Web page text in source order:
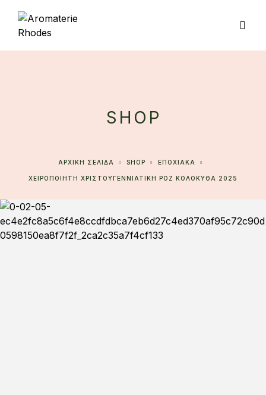
SHOP
ΑΡΧΙΚΉ ΣΕΛΊΔΑ SHOP ΕΠΟΧΙΑΚΑ
ΧΕΙΡΟΠΟΙΗΤΗ ΧΡΙΣΤΟΥΓΕΝΝΙΑΤΙΚΗ ΡΟΖ ΚΟΛΟΚΥΘΑ 2025